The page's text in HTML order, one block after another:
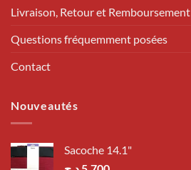
Livraison, Retour et Remboursement
Questions fréquemment posées
Contact
Nouveautés
Sacoche 14.1"